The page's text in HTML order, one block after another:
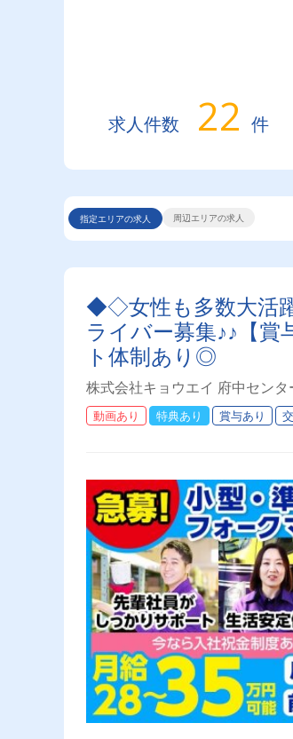
求人件数 22 件
指定エリアの求人 周辺エリアの求人
◆◇女性も多数大活
ライバー募集♪♪【
ト体制あり◎
株式会社キョウエイ 府中センタ
動画あり 特典あり 賞与あり